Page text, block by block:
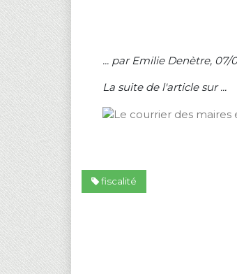
... parEmilie Denètre, 07/
La suite de l'article sur ...
fiscalité